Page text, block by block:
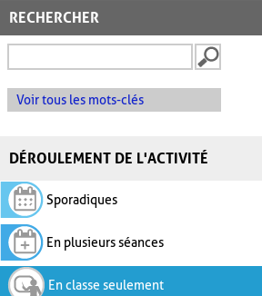
RECHERCHER
Voir tous les mots-clés
DÉROULEMENT DE L'ACTIVITÉ
Sporadiques
En plusieurs séances
En classe seulement